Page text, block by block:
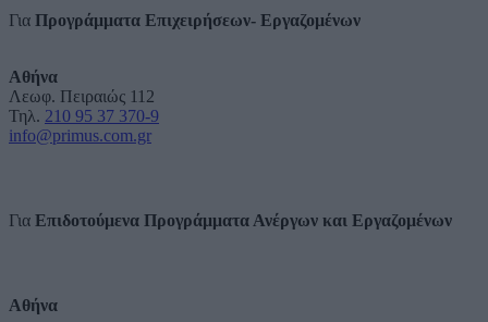
Για Προγράμματα Επιχειρήσεων- Εργαζομένων
Αθήνα
Λεωφ. Πειραιώς 112
Τηλ. 210 95 37 370-9
info@primus.com.gr
Για Επιδοτούμενα Προγράμματα Ανέργων και Εργαζομένων
Αθήνα